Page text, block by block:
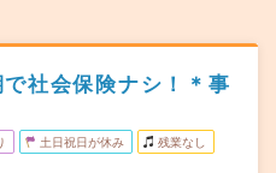
社会保険ナシ！＊事
土日祝日が休み 残業なし